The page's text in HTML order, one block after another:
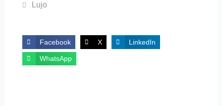
Lujo
Facebook X LinkedIn
WhatsApp